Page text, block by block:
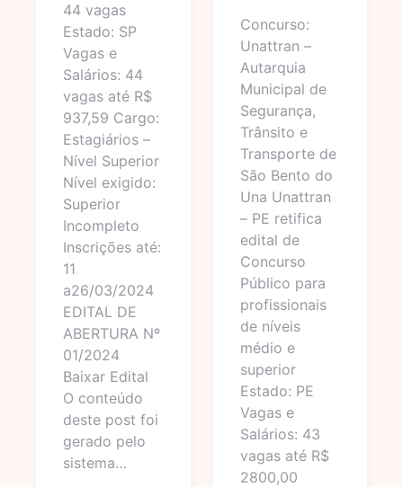
44 vagas
Estado: SP
Vagas e
Salários: 44
vagas até R$
937,59 Cargo:
Estagiários –
Nível Superior
Nível exigido:
Superior
Incompleto
Inscrições até:
11
a26/03/2024
EDITAL DE
ABERTURA Nº
01/2024
Baixar Edital
O conteúdo
deste post foi
gerado pelo
sistema…
Concurso:
Unattran –
Autarquia
Municipal de
Segurança,
Trânsito e
Transporte de
São Bento do
Una Unattran
– PE retifica
edital de
Concurso
Público para
profissionais
de níveis
médio e
superior
Estado: PE
Vagas e
Salários: 43
vagas até R$
2800,00